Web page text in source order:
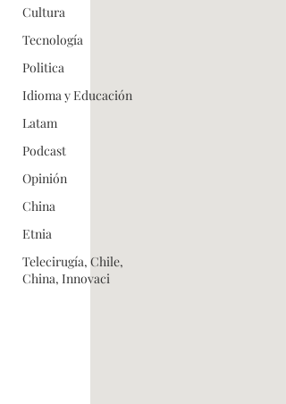
Cultura
Tecnología
Politica
Idioma y Educación
Latam
Podcast
Opinión
China
Etnia
Telecirugía, Chile,
China, Innovaci